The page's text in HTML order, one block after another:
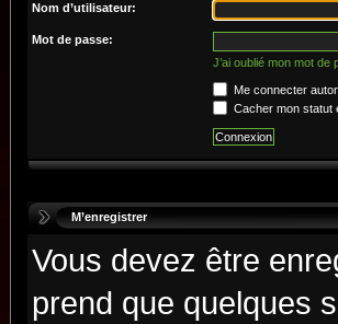
Nom d’utilisateur:
Mot de passe:
J’ai oublié mon mot de
Me connecter
Cacher mon statut
M’enregistrer
Vous devez être
prend que quelques